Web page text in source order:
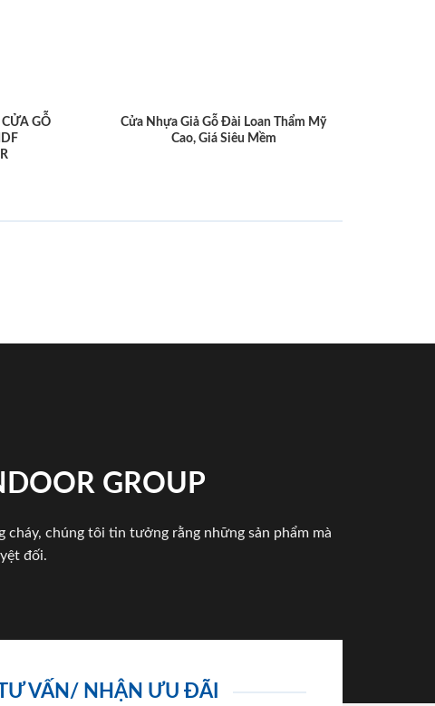
GỖ
Cửa Nhựa Giả Gỗ Đài Loan Thẩm Mỹ
Cao, Giá Siêu Mềm
GROUP
chúng tôi tin tưởng rằng những sản phẩm mà
đối.
VẤN/ NHẬN ƯU ĐÃI